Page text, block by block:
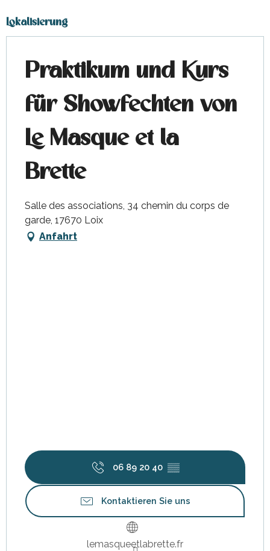
Lokalisierung
Praktikum und Kurs
für Showfechten von
Le Masque et la
Brette
Salle des associations, 34 chemin du corps de
garde, 17670 Loix
Anfahrt
06 89 20 40 ▒▒
Kontaktieren Sie uns
lemasqueetlabrette.fr